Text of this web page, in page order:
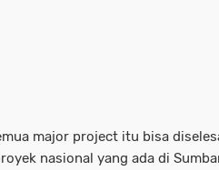
major project itu bisa
nasional yang ada di